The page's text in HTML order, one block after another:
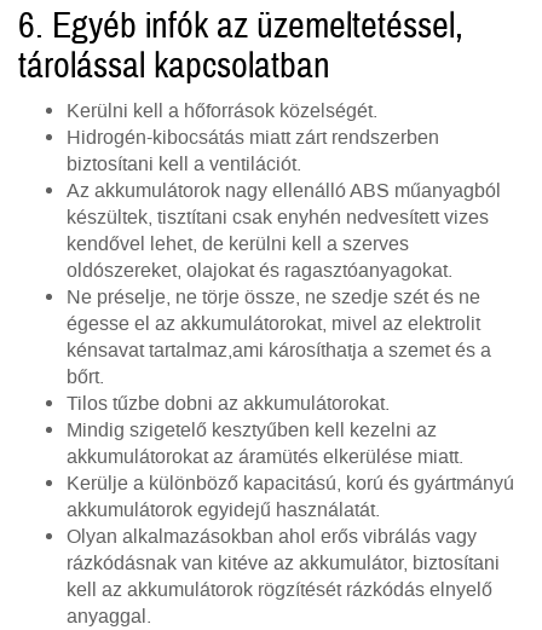
6. Egyéb infók az üzemeltetéssel,
tárolással kapcsolatban
Kerülni kell a hőforrások közelségét.
Hidrogén-kibocsátás miatt zárt rendszerben
biztosítani kell a ventilációt.
Az akkumulátorok nagy ellenálló ABS műanyagból
készültek, tisztítani csak enyhén nedvesített vizes
kendővel lehet, de kerülni kell a szerves
oldószereket, olajokat és ragasztóanyagokat.
Ne préselje, ne törje össze, ne szedje szét és ne
égesse el az akkumulátorokat, mivel az elektrolit
kénsavat tartalmaz,ami károsíthatja a szemet és a
bőrt.
Tilos tűzbe dobni az akkumulátorokat.
Mindig szigetelő kesztyűben kell kezelni az
akkumulátorokat az áramütés elkerülése miatt.
Kerülje a különböző kapacitású, korú és gyártmányú
akkumulátorok egyidejű használatát.
Olyan alkalmazásokban ahol erős vibrálás vagy
rázkódásnak van kitéve az akkumulátor, biztosítani
kell az akkumulátorok rögzítését rázkódás elnyelő
anyaggal.